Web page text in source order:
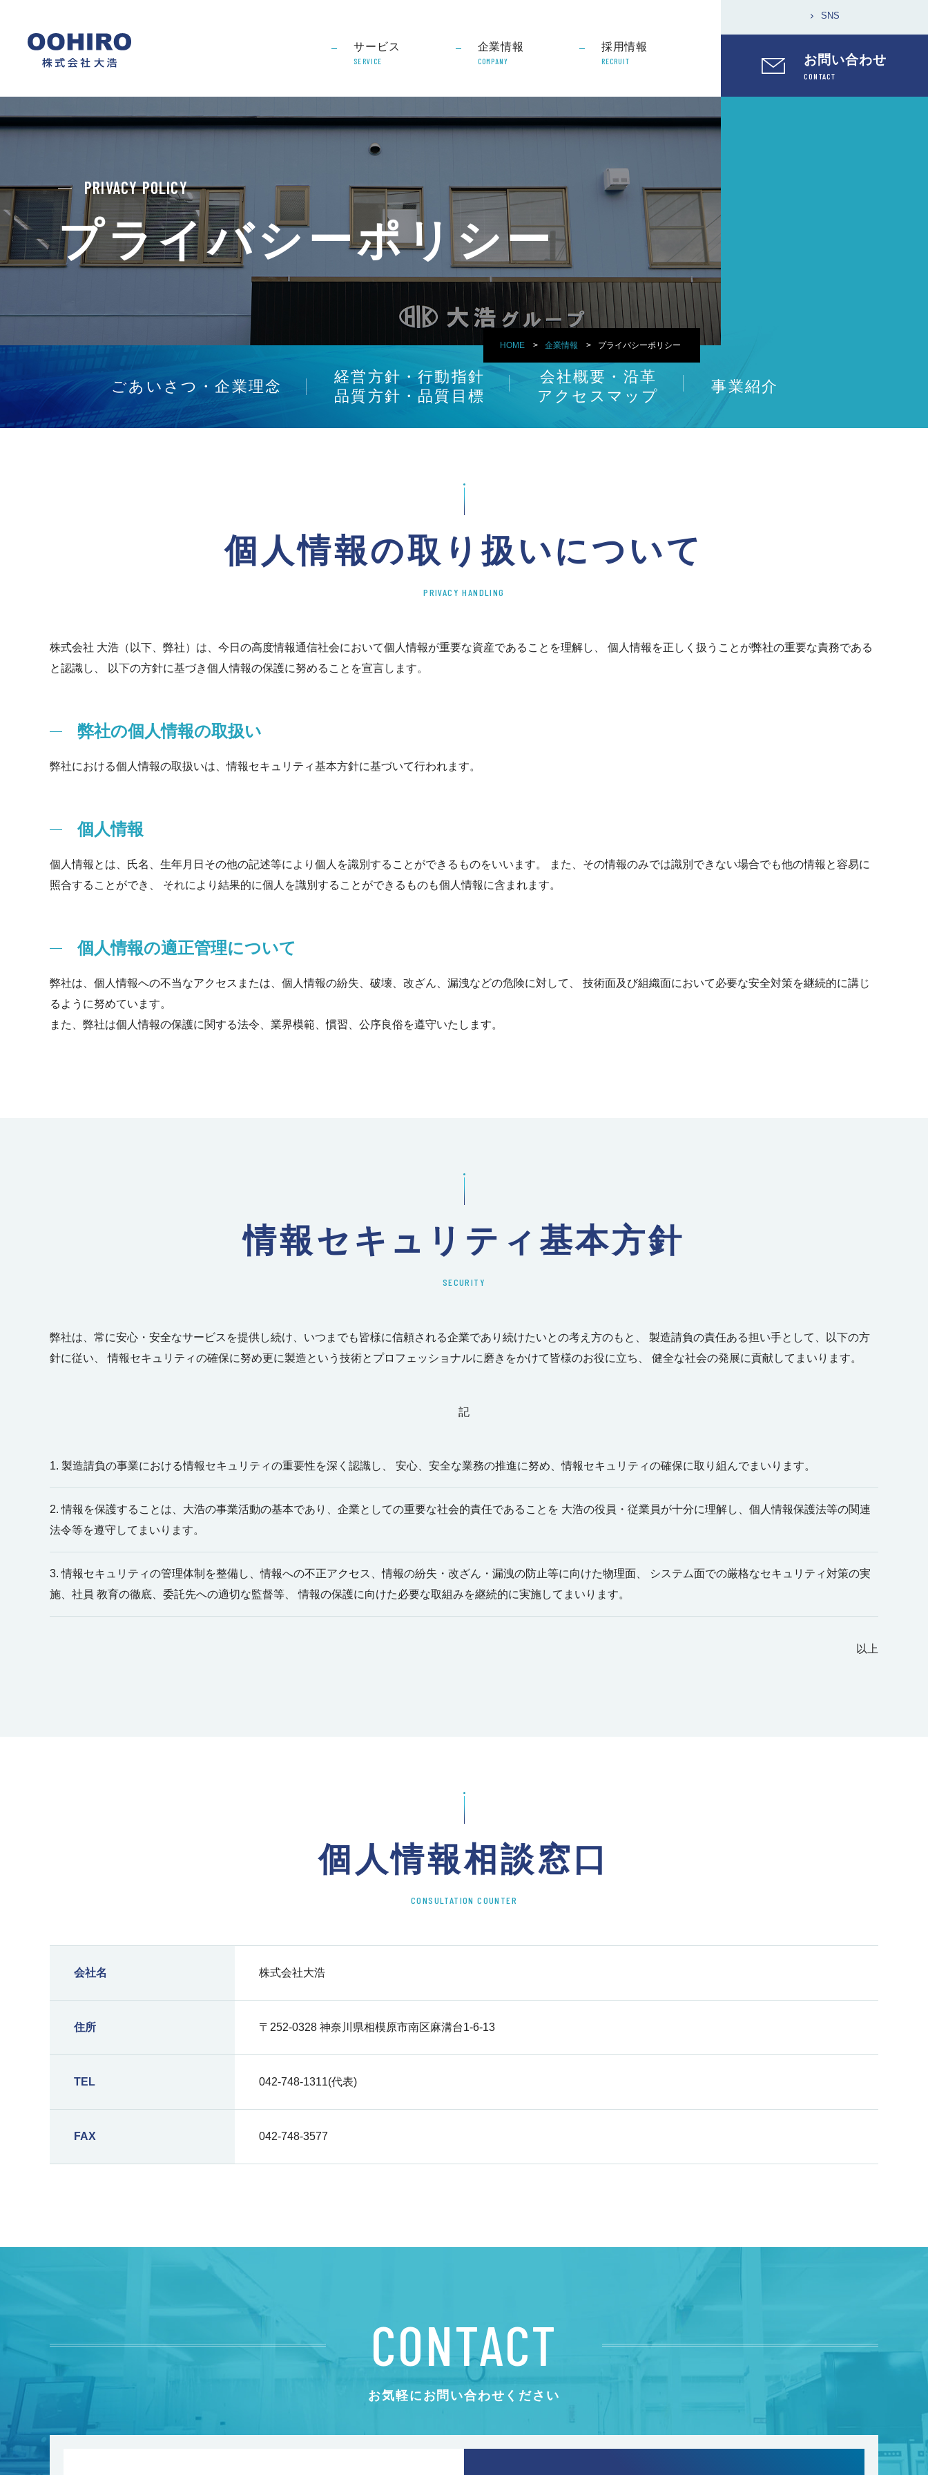
サービス
SERVICE
企業情報
COMPANY
採用情報
RECRUIT
SNS
お問い合わせ
CONTACT
PRIVACY POLICY
プライバシーポリシー
HOME 企業情報 プライバシーポリシー
ごあいさつ・企業理念
経営方針・行動指針
品質方針・品質目標
会社概要・沿革
アクセスマップ
事業紹介
個人情報の取り扱いについて
PRIVACY HANDLING
株式会社 大浩（以下、弊社）は、今日の高度情報通信社会において個人情報が重要な資産であることを理解し、 個人情報を正しく扱うことが弊社の重要な責務である
と認識し、 以下の方針に基づき個人情報の保護に努めることを宣言します。
弊社の個人情報の取扱い
弊社における個人情報の取扱いは、情報セキュリティ基本方針に基づいて行われます。
個人情報
個人情報とは、氏名、生年月日その他の記述等により個人を識別することができるものをいいます。 また、その情報のみでは識別できない場合でも他の情報と容易に
照合することができ、 それにより結果的に個人を識別することができるものも個人情報に含まれます。
個人情報の適正管理について
弊社は、個人情報への不当なアクセスまたは、個人情報の紛失、破壊、改ざん、漏洩などの危険に対して、 技術面及び組織面において必要な安全対策を継続的に講じ
るように努めています。
また、弊社は個人情報の保護に関する法令、業界模範、慣習、公序良俗を遵守いたします。
情報セキュリティ基本方針
SECURITY
弊社は、常に安心・安全なサービスを提供し続け、いつまでも皆様に信頼される企業であり続けたいとの考え方のもと、 製造請負の責任ある担い手として、以下の方
針に従い、 情報セキュリティの確保に努め更に製造という技術とプロフェッショナルに磨きをかけて皆様のお役に立ち、 健全な社会の発展に貢献してまいります。
記
1. 製造請負の事業における情報セキュリティの重要性を深く認識し、 安心、安全な業務の推進に努め、情報セキュリティの確保に取り組んでまいります。
2. 情報を保護することは、大浩の事業活動の基本であり、企業としての重要な社会的責任であることを 大浩の役員・従業員が十分に理解し、個人情報保護法等の関連
法令等を遵守してまいります。
3. 情報セキュリティの管理体制を整備し、情報への不正アクセス、情報の紛失・改ざん・漏洩の防止等に向けた物理面、 システム面での厳格なセキュリティ対策の実
施、社員 教育の徹底、委託先への適切な監督等、 情報の保護に向けた必要な取組みを継続的に実施してまいります。
以上
個人情報相談窓口
CONSULTATION COUNTER
会社名 株式会社大浩
住所 〒252-0328 神奈川県相模原市南区麻溝台1-6-13
TEL 042-748-1311(代表)
FAX 042-748-3577
CONTACT
お気軽にお問い合わせください